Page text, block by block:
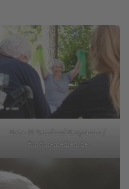
Foto: © Bernhard Bergmann /
fundus-medien.de